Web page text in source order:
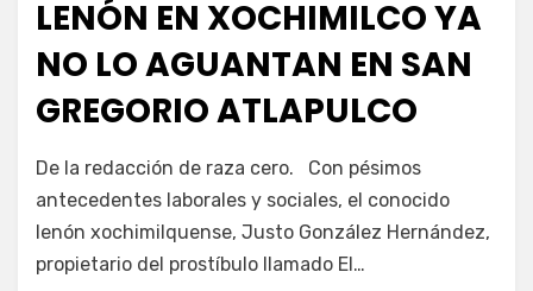
LENÓN EN XOCHIMILCO YA
NO LO AGUANTAN EN SAN
GREGORIO ATLAPULCO
por Enrique
De la redacción de raza cero. Con pésimos
antecedentes laborales y sociales, el conocido
lenón xochimilquense, Justo González Hernández,
propietario del prostíbulo llamado El…